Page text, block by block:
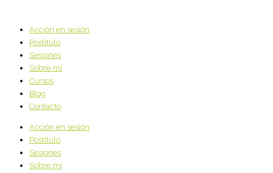
Acción en sesión
Postítulo
Sesiones
Sobre mí
Cursos
Blog
Contacto
Acción en sesión
Postítulo
Sesiones
Sobre mí